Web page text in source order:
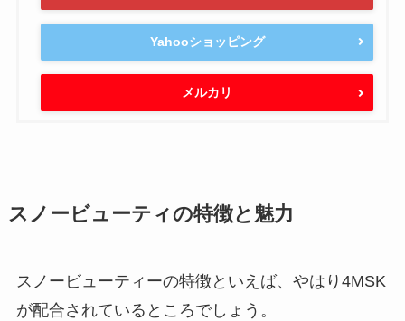
Yahooショッピング
メルカリ
スノービューティの特徴と魅力
スノービューティーの特徴といえば、やはり4MSK
が配合されているところでしょう。